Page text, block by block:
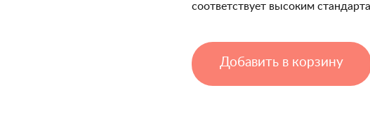
соответствует высоким
Добавить в корзину